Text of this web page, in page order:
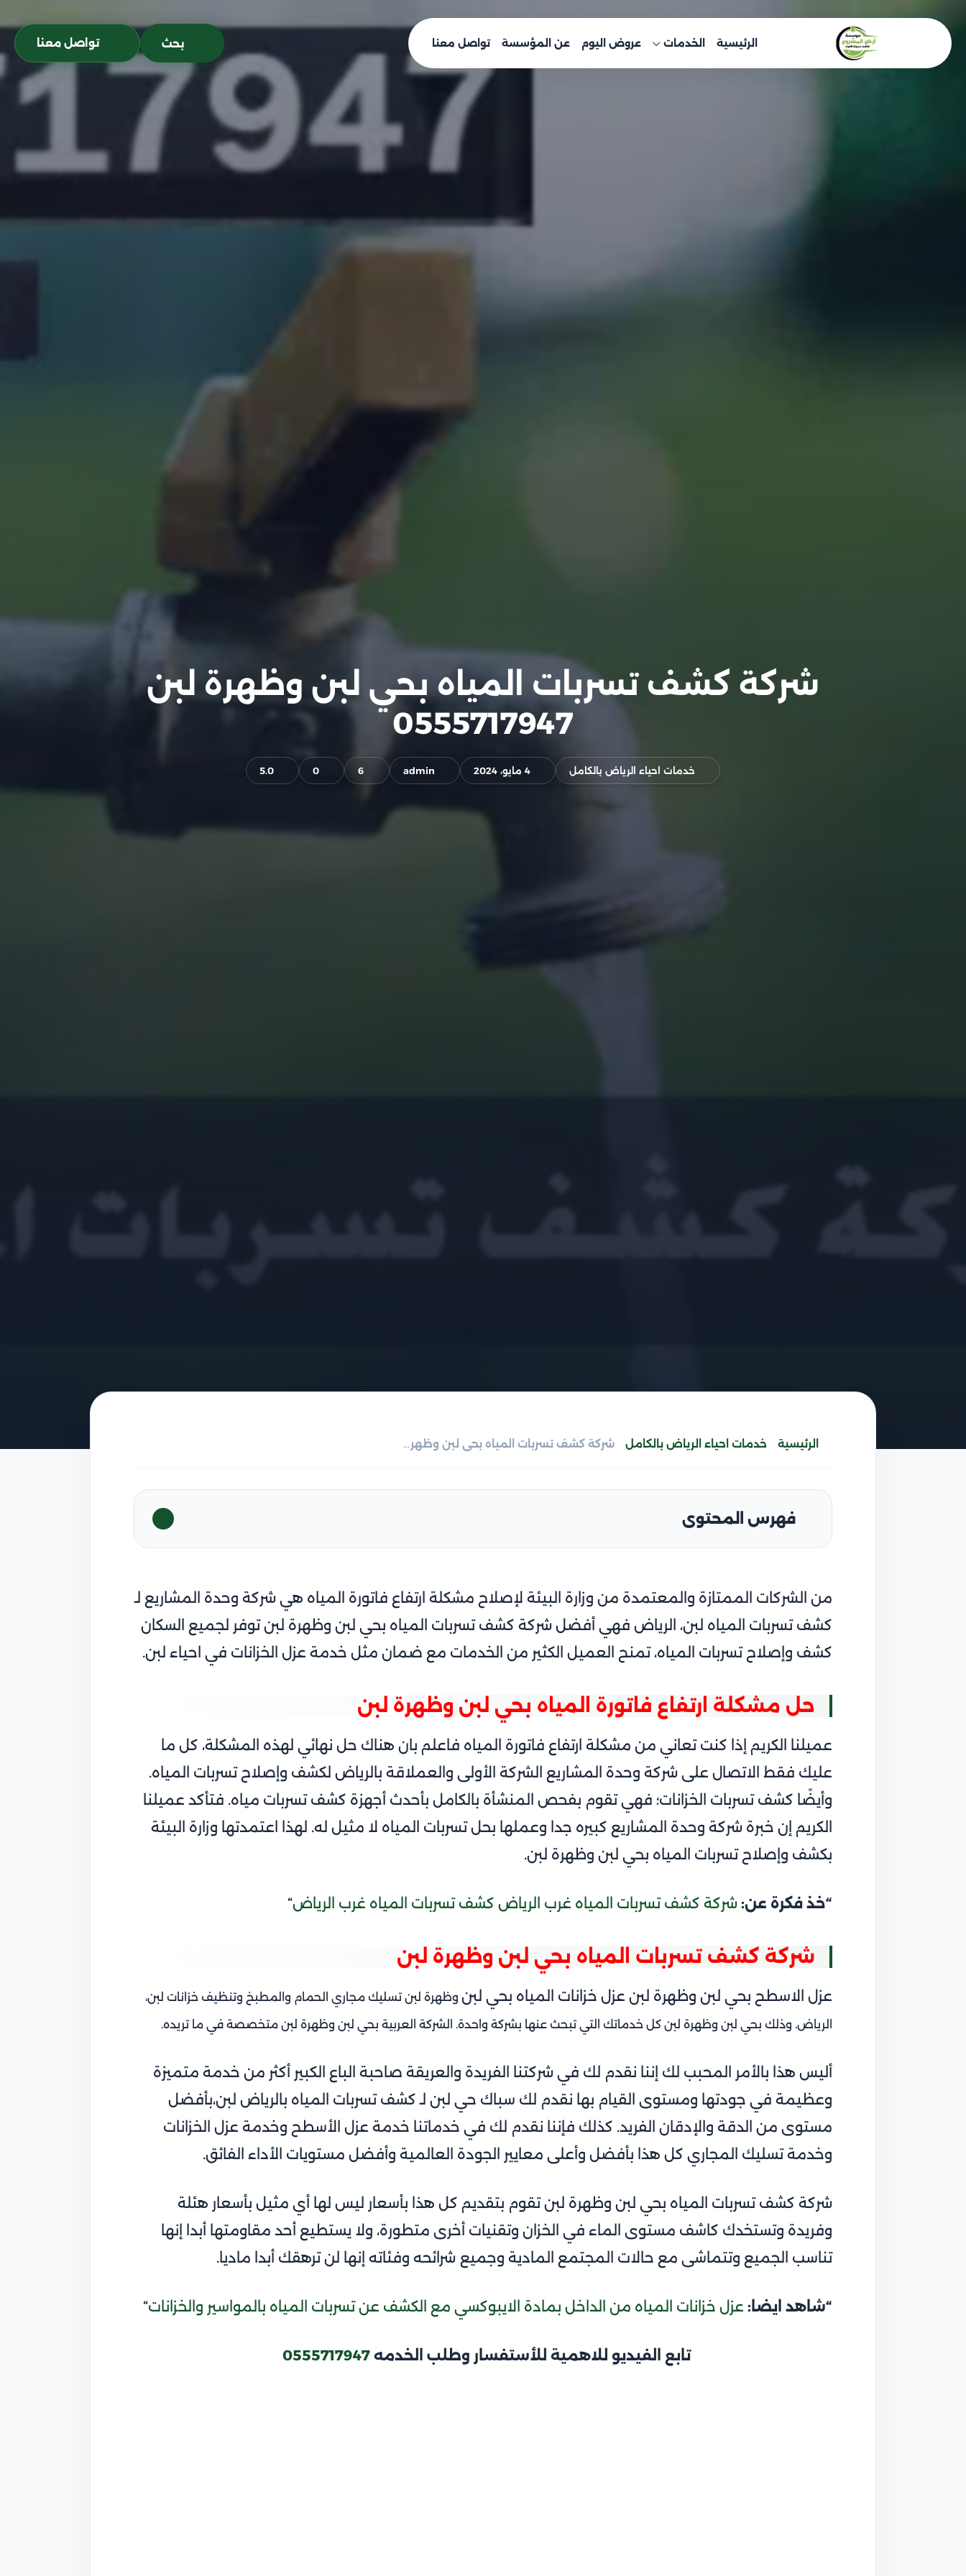
المحتوى
الرئيسية الخدمات عروض اليوم عن المؤسسة تواصل معنا بحث تواصل معنا
شركة كشف تسربات المياه بحي لبن وظهرة لبن
0555717947
خدمات احياء الرياض بالكامل 4 مايو، 2024 admin
6
0
5.0
الرئيسية خدمات احياء الرياض بالكامل شركة كشف تسربات المياه بحي لبن وظهرة لبن 0555717947
فهرس المحتوى
من الشركات الممتازة والمعتمدة من وزارة البيئة لإصلاح مشكلة ارتفاع فاتورة المياه هي شركة وحدة المشاريع لـ
كشف تسربات المياه لبن، الرياضفهي أفضل شركة كشف تسربات المياه بحي لبن وظهرة لبن توفر لجميع السكان
كشف وإصلاح تسربات المياه، تمنح العميل الكثير من الخدمات مع ضمان مثل خدمة عزل الخزانات في احياء لبن.
حل مشكلة ارتفاع فاتورة المياه بحي لبن وظهرة لبن
عميلنا الكريم إذا كنت تعاني من مشكلة ارتفاع فاتورة المياه فاعلم بان هناك حل نهائي لهذه المشكلة، كل ما
عليك فقط الاتصال على شركة وحدة المشاريع الشركة الأولى والعملاقة بالرياض لكشف وإصلاح تسربات المياه.
وأيضًا كشف تسربات الخزانات؛ فهي تقوم بفحص المنشأة بالكامل بأحدث أجهزة كشف تسربات مياه. فتأكد عميلنا
الكريم إن خبرة شركة وحدة المشاريع كبيره جدا وعملها بحل تسربات المياه لا مثيل له. لهذا اعتمدتها وزارة البيئة
بكشف وإصلاح تسربات المياه بحي لبن وظهرة لبن.
“خذ فكرة عن: شركة كشف تسربات المياه غرب الرياض كشف تسربات المياه غرب الرياض“
شركة كشف تسربات المياه بحي لبن وظهرة لبن
عزل الاسطح بحي لبن وظهرة لبن عزل خزانات المياه بحي لبنوظهرة لبن تسليك مجاري الحمام والمطبخ وتنظيف خزانات لبن،
الرياض. وذلك بحي لبن وظهرة لبن كل خدماتك التي تبحث عنها بشركة واحدة. الشركة العربية بحي لبن وظهرة لبن متخصصة في ما تريده.
أليس هذا بالأمر المحبب لك إننا نقدم لك في شركتنا الفريدة والعريقة صاحبة الباع الكبير أكثر من خدمة متميزة
وعظيمة في جودتها ومستوى القيام بها نقدم لك سباك حي لبنلـ كشف تسربات المياه بالرياض لبن،بأفضل
مستوى من الدقة والإدقان الفريد. كذلك فإننا نقدم لك في خدماتنا خدمة عزل الأسطح وخدمة عزل الخزانات
وخدمة تسليك المجاري كل هذا بأفضل وأعلى معايير الجودة العالمية وأفضل مستويات الأداء الفائق.
شركة كشف تسربات المياه بحي لبن وظهرة لبن تقوم بتقديم كل هذا بأسعار ليس لها أي مثيل بأسعار هئلة
وفريدة وتستخدك كاشف مستوى الماء في الخزان وتقنيات أخرى متطورة، ولا يستطيع أحد مقاومتها أبدا إنها
تناسب الجميع وتتماشى مع حالات المجتمع المادية وجميع شرائحه وفئاته إنها لن ترهقك أبدا ماديا.
“شاهد ايضا: عزل خزانات المياه من الداخل بمادة الايبوكسي مع الكشف عن تسربات المياه بالمواسير والخزانات“
تابع الفيديو للاهمية للأستفسار وطلب الخدمه 0555717947